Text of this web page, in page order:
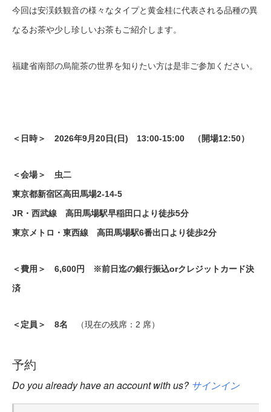
今回は安渓鉄観音の様々なタイプと黄金桂に代表される品種の異
なるお茶や少し珍しいお茶もご紹介します。
福建省南部の烏龍茶の世界を知りたい方は是非ご参加ください。
＜日時＞ 2026年9月20日(日) 13:00-15:00 （開場12:50）
＜会場＞ 虫二
東京都新宿区高田馬場2-14-5
JR・西武線 高田馬場駅早稲田口より徒歩5分
東京メトロ・東西線 高田馬場駅6番出口より徒歩2分
＜費用＞ 6,600円 ※前日迄の銀行振込orクレジットカード決
済
＜定員＞ 8名 （現在の残席：2 席）
予約
Do you already have an account with us? サインイン